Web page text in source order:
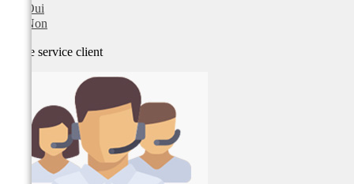
Oui
Non
Notre service client